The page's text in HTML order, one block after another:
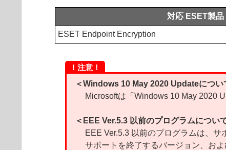
対応 ESET製品
ESET Endpoint Encryption
！注意！
＜Windows 10 May 2020 Updateについ
Microsoftは「Windows 10 May 2020
＜EEE Ver.5.3 以前のプログラムについ
EEE Ver.5.3 以前のプログラムは、サ
サポートを終了するバージョン、お